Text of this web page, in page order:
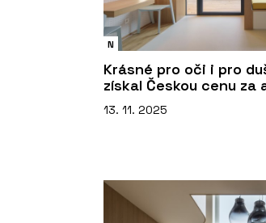
N
Krásné pro oči i pro
získal Českou cenu
13. 11. 2025